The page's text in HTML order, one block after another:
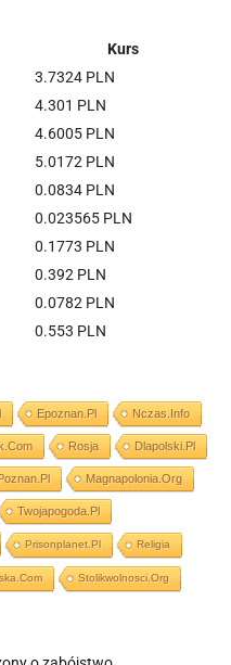
Kurs
3.7324 PLN
4.301 PLN
4.6005 PLN
5.0172 PLN
0.0834 PLN
0.023565 PLN
0.1773 PLN
0.392 PLN
0.0782 PLN
0.553 PLN
Epoznan.pl Nczas.info
Rosja Dlapolski.pl
Magnapolonia.org
Twojapogoda.pl
Prisonplanet.pl Religia
Stolikwolnosci.org